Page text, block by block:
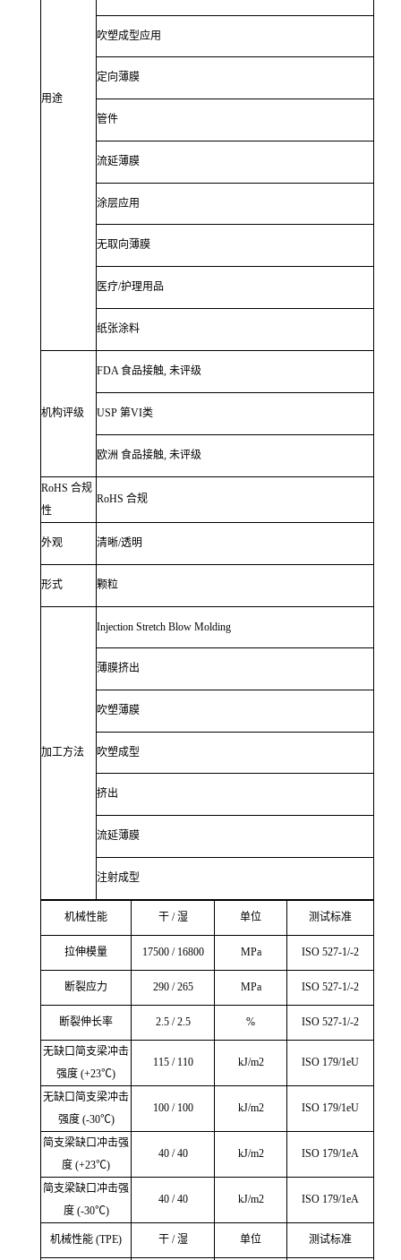
用途
吹塑成型应用
定向薄膜
管件
流延薄膜
涂层应用
无取向薄膜
医疗/护理用品
纸张涂料
机构评级
FDA 食品接触, 未评级
USP 第VI类
欧洲 食品接触, 未评级
RoHS 合规
性
RoHS 合规
外观 清晰/透明
形式 颗粒
加工方法
Injection Stretch Blow Molding
薄膜挤出
吹塑薄膜
吹塑成型
挤出
流延薄膜
注射成型
机械性能 干 / 湿 单位 测试标准
拉伸模量 17500 / 16800 MPa ISO 527-1/-2
断裂应力 290 / 265 MPa ISO 527-1/-2
断裂伸长率 2.5 / 2.5 % ISO 527-1/-2
无缺口简支梁冲击
强度 (+23℃)
115 / 110 kJ/m2 ISO 179/1eU
无缺口简支梁冲击
强度 (-30℃)
100 / 100 kJ/m2 ISO 179/1eU
简支梁缺口冲击强
度 (+23℃)
40 / 40 kJ/m2 ISO 179/1eA
简支梁缺口冲击强
度 (-30℃)
40 / 40 kJ/m2 ISO 179/1eA
机械性能 (TPE) 干 / 湿 单位 测试标准